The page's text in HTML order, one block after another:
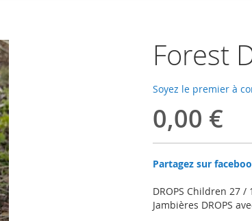
Forest
Soyez le premier à
0,00 €
Partagez sur
DROPS Children 27 /
Jambières DROPS